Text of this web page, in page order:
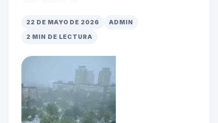
22 DE MAYO DE 2026
ADMIN
2 MIN DE LECTURA